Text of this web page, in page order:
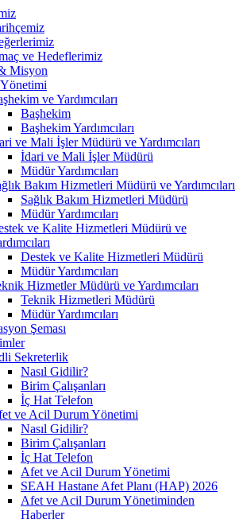
ve Hedeflerimiz
Misyon
ve Yardımcıları
Başhekim
Başhekim Yardımcıları
ve Mali İşler Müdürü ve Yardımcıları
İdari ve Mali İşler Müdürü
Müdür Yardımcıları
Bakım Hizmetleri Müdürü ve Yardımcıları
Sağlık Bakım Hizmetleri Müdürü
Müdür Yardımcıları
ve Kalite Hizmetleri Müdürü ve
Destek ve Kalite Hizmetleri Müdürü
Müdür Yardımcıları
Hizmetler Müdürü ve Yardımcıları
Teknik Hizmetleri Müdürü
Müdür Yardımcıları
Şeması
Sekreterlik
Nasıl Gidilir?
Birim Çalışanları
İç Hat Telefon
ve Acil Durum Yönetimi
Nasıl Gidilir?
Birim Çalışanları
İç Hat Telefon
Afet ve Acil Durum Yönetimi
SEAH Hastane Afet Planı (HAP) 2026
Afet ve Acil Durum Yönetiminden
Haberler